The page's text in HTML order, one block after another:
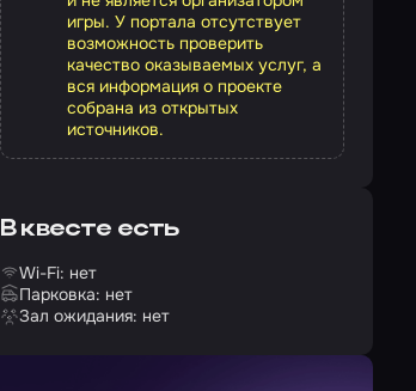
игры. У портала отсутствует
возможность проверить
качество оказываемых услуг, а
вся информация о проекте
собрана из открытых
источников.
В квесте есть
Wi-Fi: нет
Парковка: нет
Зал ожидания: нет